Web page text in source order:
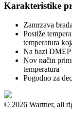
Karakteristike
Zamrzava
Postiže
temperatura
Na bazi DMEP
Nov način
temperatura
Pogodno za
© 2026 Wartner, all